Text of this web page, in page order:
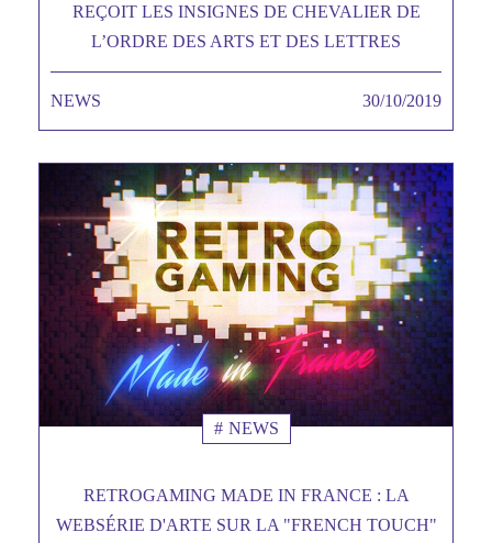
REÇOIT LES INSIGNES DE CHEVALIER DE
L’ORDRE DES ARTS ET DES LETTRES
TAGS MINEURES
NEWS Date
30/10/2019
NEWS
RETROGAMING MADE IN FRANCE : LA
WEBSÉRIE D'ARTE SUR LA "FRENCH TOUCH"